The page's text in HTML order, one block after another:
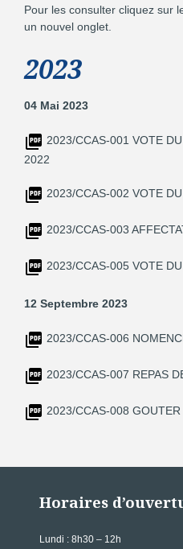
Pour les consulter cliquez sur
un nouvel onglet.
2023
04 Mai 2023
2023/CCAS-001 VOTE
2022
2023/CCAS-002 VOTE
2023/CCAS-003
2023/CCAS-005 VOTE
12 Septembre 2023
2023/CCAS-006
2023/CCAS-007 REPAS
2023/CCAS-008 GOUTER
Horaires
Lundi : 8h30 – 12h